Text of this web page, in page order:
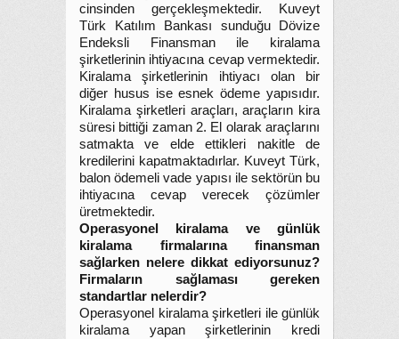
cinsinden gerçekleşmektedir. Kuveyt
Türk Katılım Bankası sunduğu Dövize
Endeksli Finansman ile kiralama
şirketlerinin ihtiyacına cevap vermektedir.
Kiralama şirketlerinin ihtiyacı olan bir
diğer husus ise esnek ödeme yapısıdır.
Kiralama şirketleri araçları, araçların kira
süresi bittiği zaman 2. El olarak araçlarını
satmakta ve elde ettikleri nakitle de
kredilerini kapatmaktadırlar. Kuveyt Türk,
balon ödemeli vade yapısı ile sektörün bu
ihtiyacına cevap verecek çözümler
üretmektedir.
Operasyonel kiralama ve günlük
kiralama firmalarına finansman
sağlarken nelere dikkat ediyorsunuz?
Firmaların sağlaması gereken
standartlar nelerdir?
Operasyonel kiralama şirketleri ile günlük
kiralama yapan şirketlerinin kredi